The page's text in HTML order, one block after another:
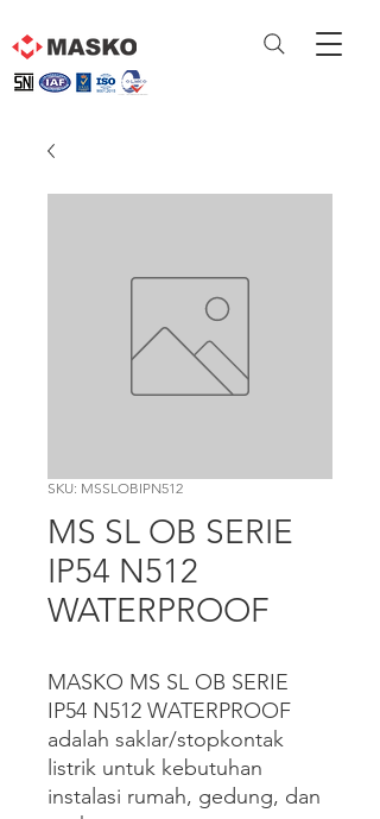
SKU: MSSLOBIPN512
MS SL OB SERIE
IP54 N512
WATERPROOF
MASKO MS SL OB SERIE
IP54 N512 WATERPROOF
adalah saklar/stopkontak
listrik untuk kebutuhan
instalasi rumah, gedung, dan